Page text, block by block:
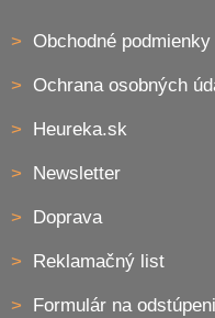
Obchodné podmienky
Ochrana osobných
Heureka.sk
Newsletter
Doprava
Reklamačný list
Formulár na